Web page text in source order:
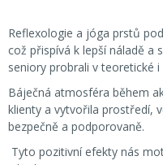
Reflexologie a jóga prstů
což přispívá k lepší náladě a
seniory probrali v teoretické i
Báječná atmosféra během
klienty a vytvořila prostředí,
bezpečně a podporovaně.
Tyto pozitivní efekty nás